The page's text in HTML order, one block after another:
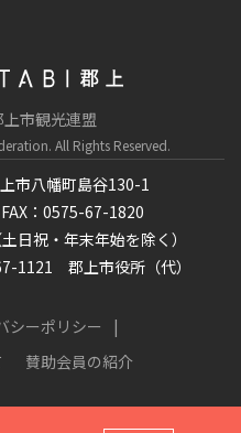
市観光連盟
All Rights Reserved.
市八幡町島谷130-1
FAX：0575-67-1820
日祝・年末年始を除く）
1121 郡上市役所（代）
シーポリシー
賛助会員の紹介